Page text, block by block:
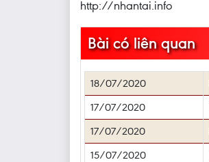
http://nhantai.info
Bài có liên quan
18/07/2020
17/07/2020
17/07/2020
15/07/2020